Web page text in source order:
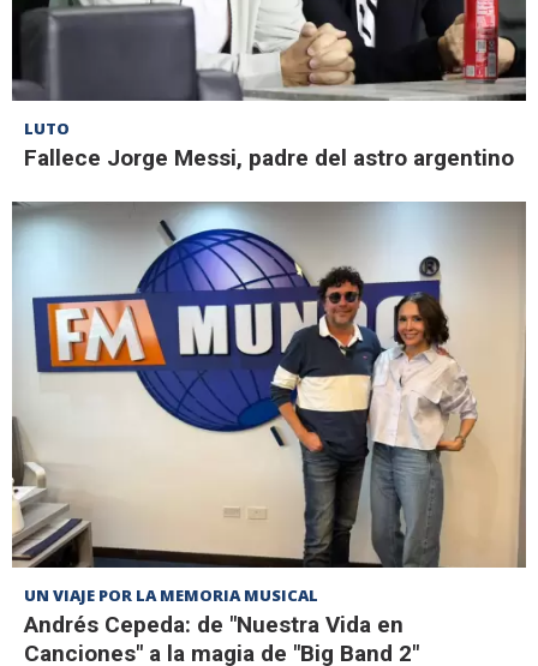
LUTO
Fallece Jorge Messi, padre del astro argentino
UN VIAJE POR LA MEMORIA MUSICAL
Andrés Cepeda: de "Nuestra Vida en
Canciones" a la magia de "Big Band 2"